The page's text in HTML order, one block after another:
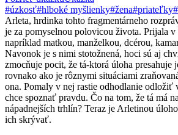
#úzkosť#hlboké myšlienky#žena#priateľky
Arleta, hrdinka tohto fragmentárneho
je za pomyselnou polovicou života. Prijala
napríklad matkou, manželkou, dcérou,
Navonok je s nimi stotožnená, hoci sú aj
zmocňuje pocit, že tá-ktorá úloha presahuje
rovnako ako je rôznymi situáciami
ona. Pomaly v nej rastie odhodlanie odložiť
chce spoznať pravdu. Čo na tom, že tá má
nápadnejších trhlín? Teraz je Arletinou
ich skrývať.